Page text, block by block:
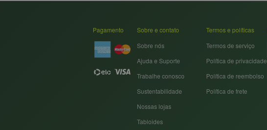
Pagamento
Sobre e contato
Sobre nós
Ajuda e Suporte
Trabalhe conosco
Sustentabilidade
Nossas lojas
Tabloides
Termos e políticas
Termos de serviço
Política de privacidade
Política de reembolso
Política de frete